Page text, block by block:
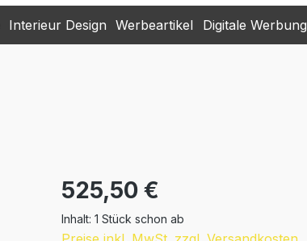
Interieur Design Werbeartikel Digitale Werbung
Regulärer Preis:
525,50 €
Inhalt: 1 Stück schon ab